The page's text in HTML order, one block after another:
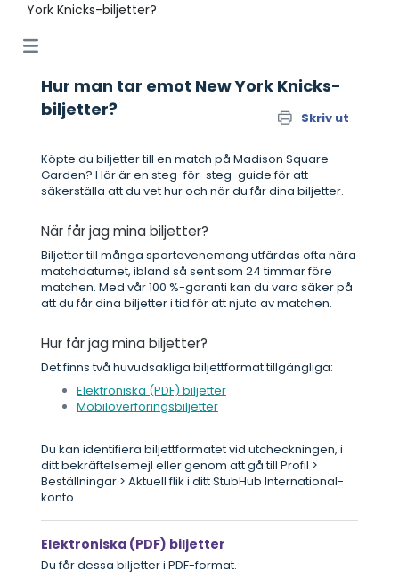
York Knicks-biljetter?
Hur man tar emot New York Knicks-
biljetter?
Skriv ut
Köpte du biljetter till en match på Madison Square
Garden? Här är en steg-för-steg-guide för att
säkerställa att du vet hur och när du får dina biljetter.
När får jag mina biljetter?
Biljetter till många sportevenemang utfärdas ofta nära
matchdatumet, ibland så sent som 24 timmar före
matchen. Med vår 100 %-garanti kan du vara säker på
att du får dina biljetter i tid för att njuta av matchen.
Hur får jag mina biljetter?
Det finns två huvudsakliga biljettformat tillgängliga:
Elektroniska (PDF) biljetter
Mobilöverföringsbiljetter
Du kan identifiera biljettformatet vid utcheckningen, i
ditt bekräftelsemejl eller genom att gå till Profil >
Beställningar > Aktuell flik i ditt StubHub International-
konto.
Elektroniska (PDF) biljetter
Du får dessa biljetter i PDF-format.